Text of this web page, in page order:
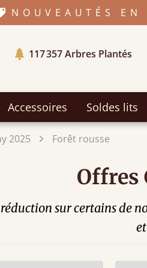
NOUVEAUTÉS
117 357Arbres Plantés
Accessoires Soldes lits
2025 Forêt rousse
Offres
réduction sur certains de